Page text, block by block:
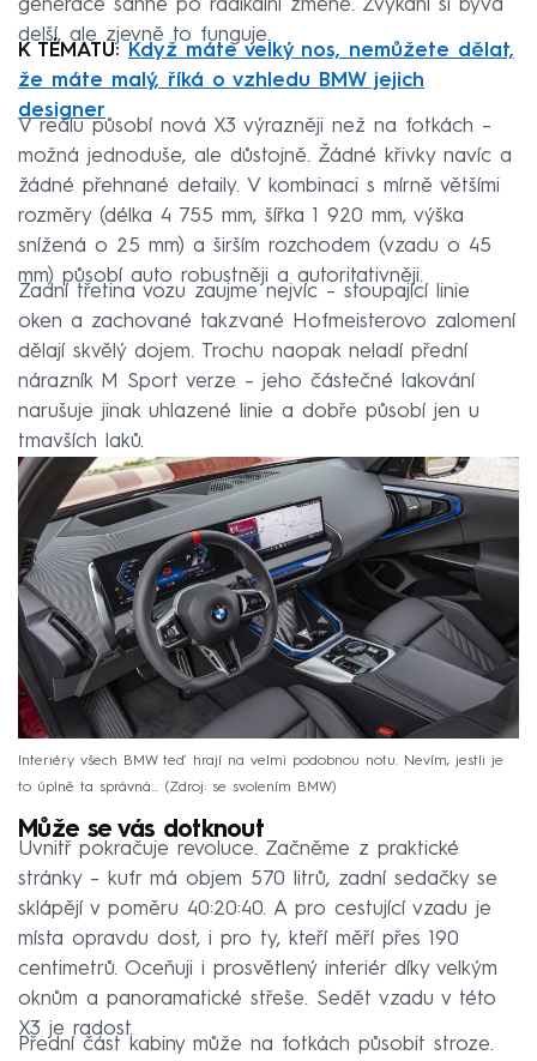
generace sáhne po radikální změně. Zvykání si bývá
delší, ale zjevně to funguje.
K TÉMATU:
Když máte velký nos, nemůžete dělat,
že máte malý, říká o vzhledu BMW jejich
designer
V reálu působí nová X3 výrazněji než na fotkách –
možná jednoduše, ale důstojně. Žádné křivky navíc a
žádné přehnané detaily. V kombinaci s mírně většími
rozměry (délka 4 755 mm, šířka 1 920 mm, výška
snížená o 25 mm) a širším rozchodem (vzadu o 45
mm) působí auto robustněji a autoritativněji.
Zadní třetina vozu zaujme nejvíc – stoupající linie
oken a zachované takzvané Hofmeisterovo zalomení
dělají skvělý dojem. Trochu naopak neladí přední
nárazník M Sport verze – jeho částečné lakování
narušuje jinak uhlazené linie a dobře působí jen u
tmavších laků.
Interiéry všech BMW teď hrají na velmi podobnou notu. Nevím, jestli je
to úplně ta správná...
Zdroj: se svolením BMW
Může se vás dotknout
Uvnitř pokračuje revoluce. Začněme z praktické
stránky – kufr má objem 570 litrů, zadní sedačky se
sklápějí v poměru 40:20:40. A pro cestující vzadu je
místa opravdu dost, i pro ty, kteří měří přes 190
centimetrů. Oceňuji i prosvětlený interiér díky velkým
oknům a panoramatické střeše. Sedět vzadu v této
X3 je radost.
Přední část kabiny může na fotkách působit stroze.